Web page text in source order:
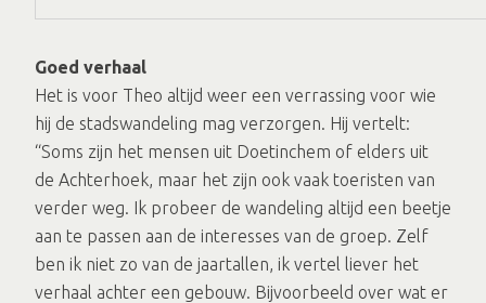
Goed verhaal
Het is voor Theo altijd weer een verrassing voor wie
hij de stadswandeling mag verzorgen. Hij vertelt:
“Soms zijn het mensen uit Doetinchem of elders uit
de Achterhoek, maar het zijn ook vaak toeristen van
verder weg. Ik probeer de wandeling altijd een beetje
aan te passen aan de interesses van de groep. Zelf
ben ik niet zo van de jaartallen, ik vertel liever het
verhaal achter een gebouw. Bijvoorbeeld over wat er